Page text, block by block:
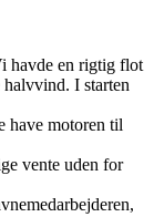
havde en rigtig flot
I starten
have motoren til
vente uden for